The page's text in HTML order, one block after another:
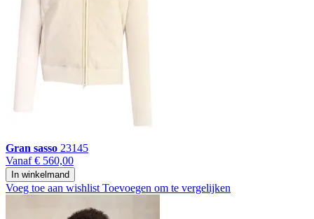
Gran sasso 23145
Vanaf € 560,00
In winkelmand
Voeg toe aan wishlist Toevoegen om te vergelijken